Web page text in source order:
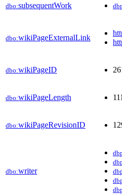
dbo:subsequentWork
dbo:wikiPageExternalLink
dbo:wikiPageID
dbo:wikiPageLength
dbo:wikiPageRevisionID
dbo:writer